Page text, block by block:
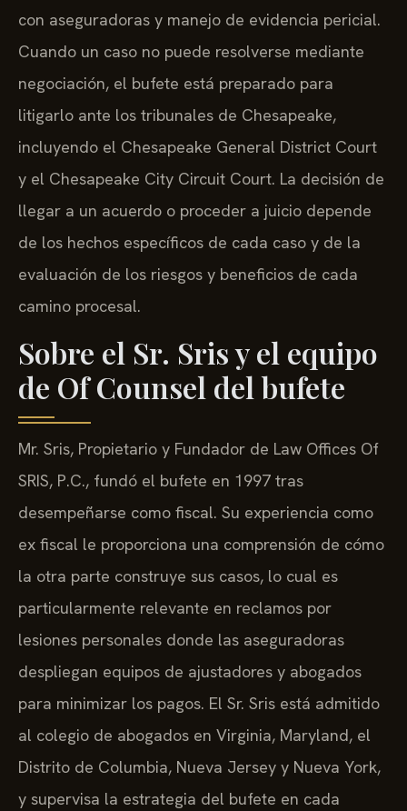
con aseguradoras y manejo de evidencia pericial.
Cuando un caso no puede resolverse mediante
negociación, el bufete está preparado para
litigarlo ante los tribunales de Chesapeake,
incluyendo el Chesapeake General District Court
y el Chesapeake City Circuit Court. La decisión de
llegar a un acuerdo o proceder a juicio depende
de los hechos específicos de cada caso y de la
evaluación de los riesgos y beneficios de cada
camino procesal.
Sobre el Sr. Sris y el equipo
de Of Counsel del bufete
Mr. Sris, Propietario y Fundador de Law Offices Of
SRIS, P.C., fundó el bufete en 1997 tras
desempeñarse como fiscal. Su experiencia como
ex fiscal le proporciona una comprensión de cómo
la otra parte construye sus casos, lo cual es
particularmente relevante en reclamos por
lesiones personales donde las aseguradoras
despliegan equipos de ajustadores y abogados
para minimizar los pagos. El Sr. Sris está admitido
al colegio de abogados en Virginia, Maryland, el
Distrito de Columbia, Nueva Jersey y Nueva York,
y supervisa la estrategia del bufete en cada